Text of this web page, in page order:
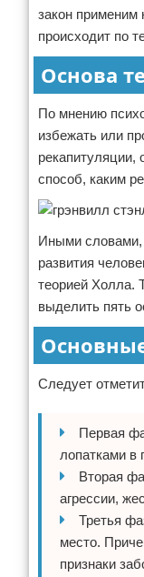
закон применим
происходит по
Основа
По мнению
избежать или
рекапитуляции,
способ, каким
Иными словами,
развития
теорией Холла.
выделить пять
Следует
Первая
лопатками в
Вторая
агрессии,
Третья
место.
признаки